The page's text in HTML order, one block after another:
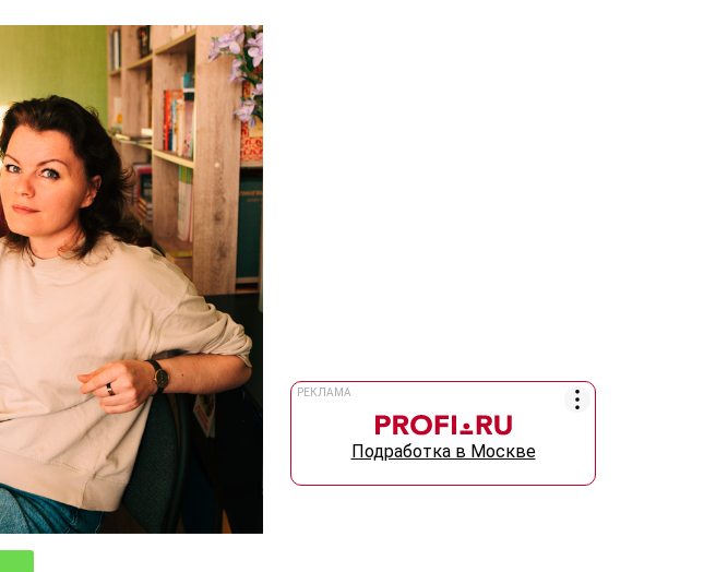
РЕКЛАМА
Подработка в Москве